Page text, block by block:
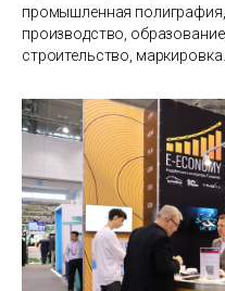
промышленная
производство,
строительство, маркировка.